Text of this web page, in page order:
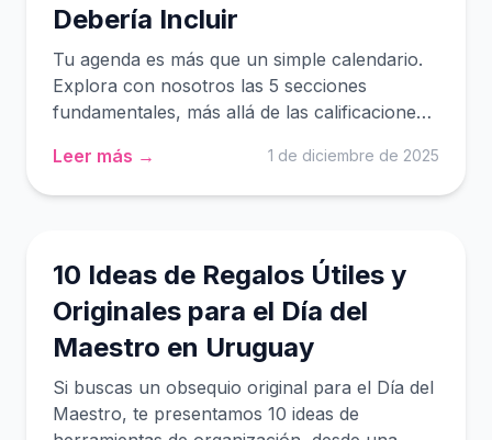
Debería Incluir
Tu agenda es más que un simple calendario.
Explora con nosotros las 5 secciones
fundamentales, más allá de las calificaciones,
para planificar con éxito.
Leer más → 1 de diciembre de 2025
10 Ideas de Regalos Útiles y
Originales para el Día del
Maestro en Uruguay
Si buscas un obsequio original para el Día del
Maestro, te presentamos 10 ideas de